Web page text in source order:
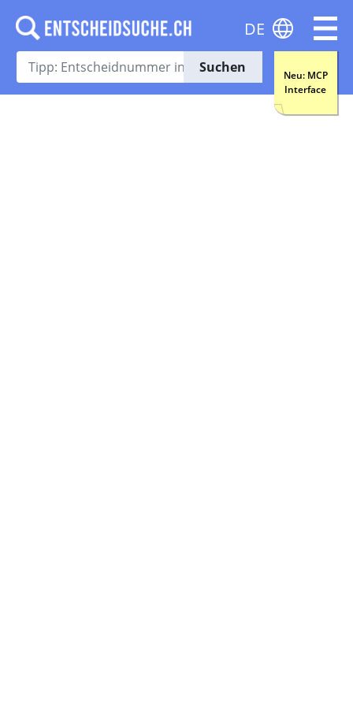
Suchen
Neu: MCP
Interface
DE